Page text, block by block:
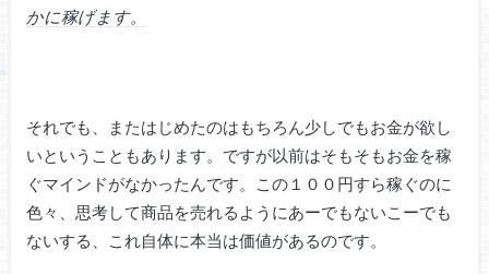
かに稼げます。
それでも、またはじめたのはもちろん少しでもお金が欲し
いということもあります。ですが以前はそもそもお金を稼
ぐマインドがなかったんです。この１００円すら稼ぐのに
色々、思考して商品を売れるようにあーでもないこーでも
ないする、これ自体に本当は価値があるのです。